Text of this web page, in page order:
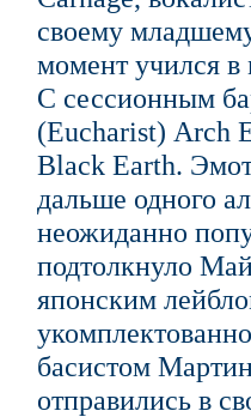
своему
момент учился
С сессионным
(Eucharist) Arch
Black Earth.
дальше одного
неожиданно
подтолкнуло
японским
басистом
отправились в